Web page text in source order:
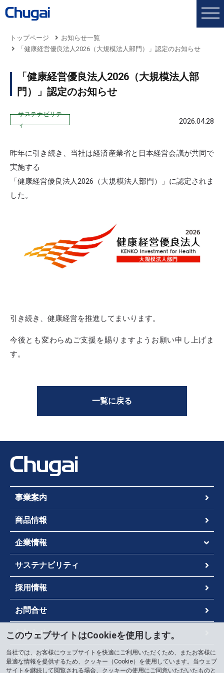
トップページ
お知らせ一覧
「健康経営優良法人2026（大規模法人部門）」認定のお知らせ
「健康経営優良法人2026（大規模法人部
門）」認定のお知らせ
サステナビリテ
ィ
2026.04.28
昨年に引き続き、当社は経済産業省と日本経営会議が共同で
実施する
「健康経営優良法人2026（大規模法人部門）」に認定されま
した。
引き続き、健康経営を推進してまいります。
今後とも変わらぬご支援を賜りますようお願い申し上げま
す。
一覧に戻る
事業案内
商品情報
企業情報
サステナビリティ
採用情報
お問合せ
お知らせ
Global Site
このウェブサイトはCookieを使用します。
当社では、お客様にウェブサイトを快適にご利用いただくため、またお客様に
最適な情報を提供するため、クッキー（Cookie）を使用しています。当ウェブ
サイトを継続して閲覧される場合、クッキーの使用にご同意いただいたものと